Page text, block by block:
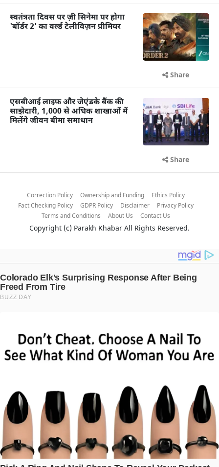
स्वतंत्रता दिवस पर ज़ी सिनेमा पर होगा
'बॉर्डर 2' का वर्ल्ड टेलीविज़न प्रीमियर
Share
एसबीआई लाइफ और जेएंडके बैंक की
साझेदारी, 1,000 से अधिक शाखाओं में
मिलेंगे जीवन बीमा समाधान
Share
Correction Policy Ownership and Funding
Ethics Policy
Fact Checking Policy
GDPR Policy Disclaimer
Privacy Policy
Terms and Conditions
About Us Contact Us
Copyright (c) Parakh Khabar All Rights Reserved.